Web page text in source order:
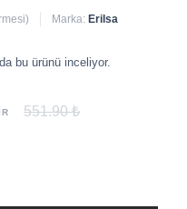
Marka: Erilsa
bu ürünü inceliyor.
551.90 ₺